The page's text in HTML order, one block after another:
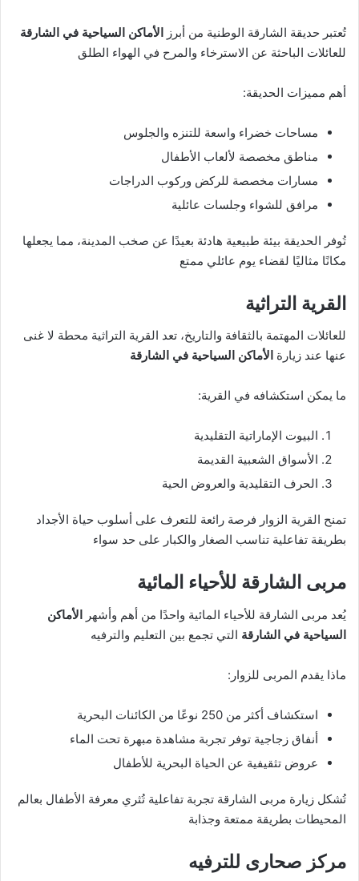
تُعتبر حديقة الشارقة الوطنية من أبرز الأماكن السياحية في الشارقة
للعائلات الباحثة عن الاسترخاء والمرح في الهواء الطلق
أهم مميزات الحديقة:
مساحات خضراء واسعة للتنزه والجلوس
مناطق مخصصة لألعاب الأطفال
مسارات مخصصة للركض وركوب الدراجات
مرافق للشواء وجلسات عائلية
تُوفر الحديقة بيئة طبيعية هادئة بعيدًا عن صخب المدينة، مما يجعلها
مكانًا مثاليًا لقضاء يوم عائلي ممتع
القرية التراثية
للعائلات المهتمة بالثقافة والتاريخ، تعد القرية التراثية محطة لا غنى
عنها عند زيارة الأماكن السياحية في الشارقة
ما يمكن استكشافه في القرية:
البيوت الإماراتية التقليدية
الأسواق الشعبية القديمة
الحرف التقليدية والعروض الحية
تمنح القرية الزوار فرصة رائعة للتعرف على أسلوب حياة الأجداد
بطريقة تفاعلية تناسب الصغار والكبار على حد سواء
مربى الشارقة للأحياء المائية
يُعد مربى الشارقة للأحياء المائية واحدًا من أهم وأشهر الأماكن
السياحية في الشارقة التي تجمع بين التعليم والترفيه
ماذا يقدم المربى للزوار:
استكشاف أكثر من 250 نوعًا من الكائنات البحرية
أنفاق زجاجية توفر تجربة مشاهدة مبهرة تحت الماء
عروض تثقيفية عن الحياة البحرية للأطفال
تُشكل زيارة مربى الشارقة تجربة تفاعلية تُثري معرفة الأطفال بعالم
المحيطات بطريقة ممتعة وجذابة
مركز صحارى للترفيه